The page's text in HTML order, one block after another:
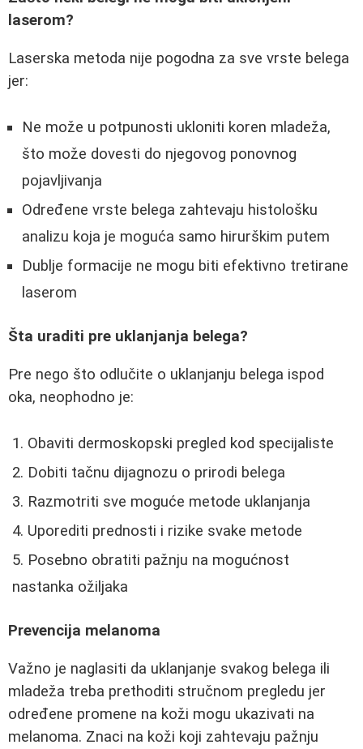
laserom?
Laserska metoda nije pogodna za sve vrste belega
jer:
Ne može u potpunosti ukloniti koren mladeža,
što može dovesti do njegovog ponovnog
pojavljivanja
Određene vrste belega zahtevaju histološku
analizu koja je moguća samo hirurškim putem
Dublje formacije ne mogu biti efektivno tretirane
laserom
Šta uraditi pre uklanjanja belega?
Pre nego što odlučite o uklanjanju belega ispod
oka, neophodno je:
Obaviti dermoskopski pregled kod specijaliste
Dobiti tačnu dijagnozu o prirodi belega
Razmotriti sve moguće metode uklanjanja
Uporediti prednosti i rizike svake metode
Posebno obratiti pažnju na mogućnost
nastanka ožiljaka
Prevencija melanoma
Važno je naglasiti da uklanjanje svakog belega ili
mladeža treba prethoditi stručnom pregledu jer
određene promene na koži mogu ukazivati na
melanoma. Znaci na koži koji zahtevaju pažnju